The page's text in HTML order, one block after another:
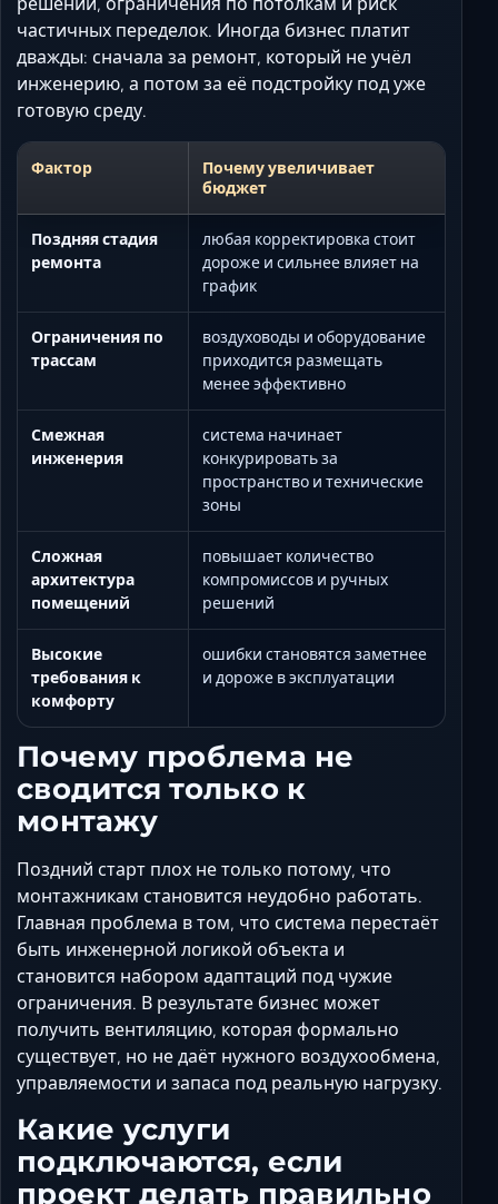
частичных переделок. Иногда бизнес платит
дважды: сначала за ремонт, который не учёл
инженерию, а потом за её подстройку под уже
готовую среду.
Фактор
Почему увеличивает
бюджет
Поздняя стадия
ремонта
любая корректировка стоит
дороже и сильнее влияет на
график
Ограничения по
трассам
воздуховоды и оборудование
приходится размещать
менее эффективно
Смежная
инженерия
система начинает
конкурировать за
пространство и технические
зоны
Сложная
архитектура
помещений
повышает количество
компромиссов и ручных
решений
Высокие
требования к
комфорту
ошибки становятся заметнее
и дороже в эксплуатации
Почему проблема не
сводится только к
монтажу
Поздний старт плох не только потому, что
монтажникам становится неудобно работать.
Главная проблема в том, что система перестаёт
быть инженерной логикой объекта и
становится набором адаптаций под чужие
ограничения. В результате бизнес может
получить вентиляцию, которая формально
существует, но не даёт нужного воздухообмена,
управляемости и запаса под реальную нагрузку.
Какие услуги
подключаются, если
проект делать правильно